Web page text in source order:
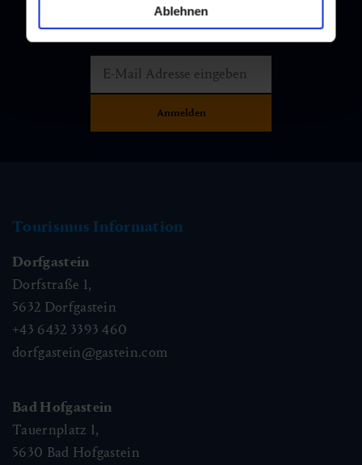
Ablehnen
Melden Sie sich bei unserem Newsletter an, und bleiben Sie
immer am Laufenden!
Tourismus Information
Dorfgastein
Dorfstraße 1,
5632 Dorfgastein
+43 6432 3393 460
dorfgastein@gastein.com
Bad Hofgastein
Tauernplatz 1,
5630 Bad Hofgastein